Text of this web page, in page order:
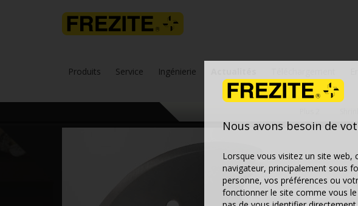
Produits Service Ingénierie
Nous avons besoin de
Lorsque vous visitez un site
navigateur, principalement sous
personne, vos préférences ou
fonctionner le site comme vous